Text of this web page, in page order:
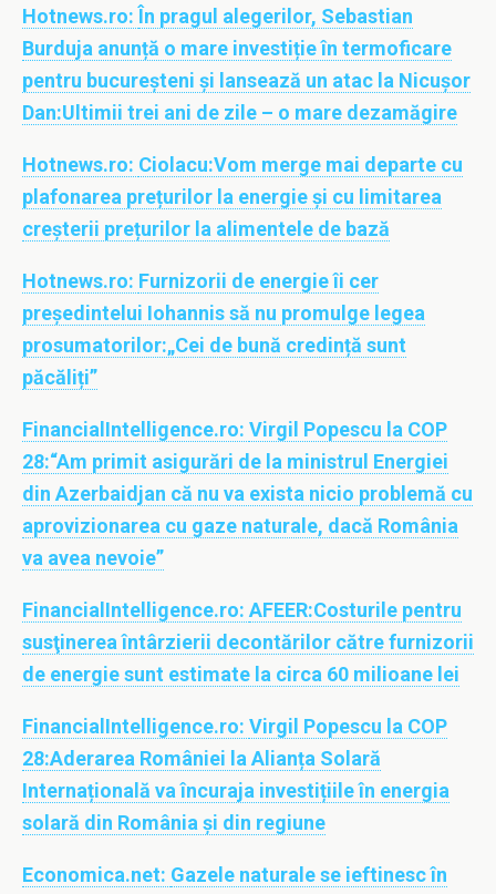
Hotnews.ro: În pragul alegerilor, Sebastian
Burduja anunță o mare investiție în termoficare
pentru bucureșteni și lansează un atac la Nicușor
Dan:Ultimii trei ani de zile – o mare dezamăgire
Hotnews.ro: Ciolacu:Vom merge mai departe cu
plafonarea prețurilor la energie și cu limitarea
creșterii prețurilor la alimentele de bază
Hotnews.ro: Furnizorii de energie îi cer
președintelui Iohannis să nu promulge legea
prosumatorilor:„Cei de bună credință sunt
păcăliți”
FinancialIntelligence.ro: Virgil Popescu la COP
28:“Am primit asigurări de la ministrul Energiei
din Azerbaidjan că nu va exista nicio problemă cu
aprovizionarea cu gaze naturale, dacă România
va avea nevoie”
FinancialIntelligence.ro: AFEER:Costurile pentru
susţinerea întârzierii decontărilor către furnizorii
de energie sunt estimate la circa 60 milioane lei
FinancialIntelligence.ro: Virgil Popescu la COP
28:Aderarea României la Alianța Solară
Internațională va încuraja investițiile în energia
solară din România și din regiune
Economica.net: Gazele naturale se ieftinesc în